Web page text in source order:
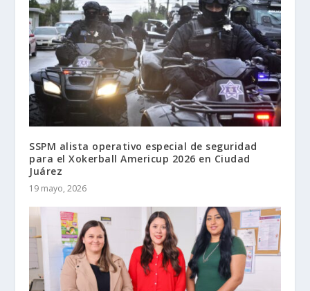
SSPM alista operativo especial de seguridad
para el Xokerball Americup 2026 en Ciudad
Juárez
19 mayo, 2026